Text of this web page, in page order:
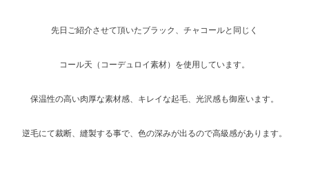
先日ご紹介させて頂いたブラック、チャコールと同じく
コール天（コーデュロイ素材）を使用しています。
保温性の高い肉厚な素材感、キレイな起毛、光沢感も御座います。
逆毛にて裁断、縫製する事で、色の深みが出るので高級感があります。